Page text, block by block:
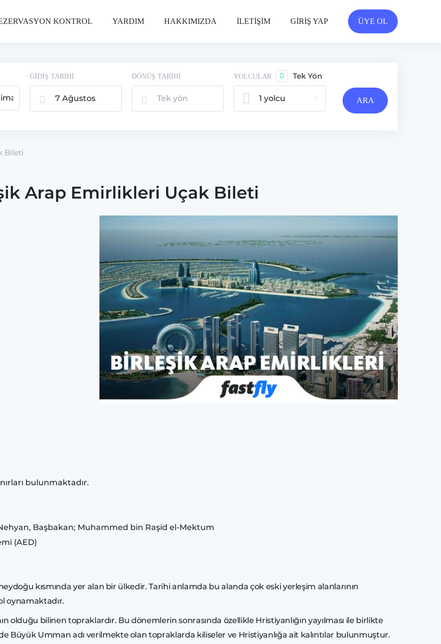
KONTROL YARDIM HAKKIMIZDA İLETİŞİM GİRİŞ YAP ÜYE OL
GİDİŞ TARİHİ
7 Ağustos
DÖNÜŞ TARİHİ
Tek yön
YOLCULAR
1 yolcu
Tek Yön
ARA
Bileti
Arap Emirlikleri Uçak Bileti
bulunmaktadır.
Başbakan; Muhammed bin Raşid el-Mektum
(AED)
kısmında yer alan bir ülkedir. Tarihi anlamda bu alanda çok eski yerleşim alanlarının
oynamaktadır.
olduğu bilinen topraklardır. Bu dönemlerin sonrasında özellikle Hristiyanlığın yayılması ile birlikte
Büyük Umman adı verilmekte olan topraklarda kiliseler ve Hristiyanlığa ait kalıntılar bulunmuştur.